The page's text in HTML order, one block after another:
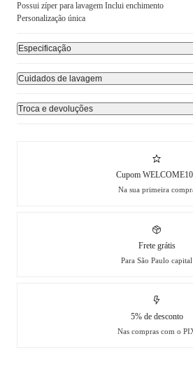
Possui zíper para lavagem Inclui enchimento
Personalização única
Especificação
Cuidados de lavagem
Troca e devoluções
Cupom
Na sua primeira
Frete grátis
Para São Paulo capital
5% de desconto
Nas compras com o